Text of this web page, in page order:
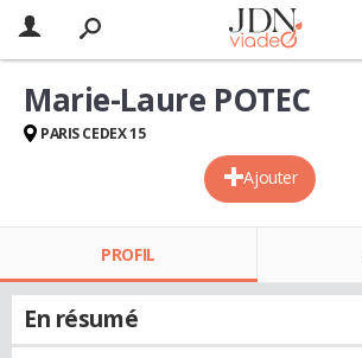
Ajouter
Marie-Laure POTEC
PARIS CEDEX 15
PROFIL
En résumé